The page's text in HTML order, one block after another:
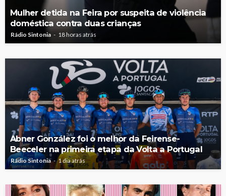
Mulher detida na Feira por suspeita de violência
doméstica contra duas crianças
Rádio Sintonia 18 horas atrás
Abner González foi o melhor da Feirense-
Beeceler na primeira etapa da Volta a Portugal
Rádio Sintonia 1 dia atrás